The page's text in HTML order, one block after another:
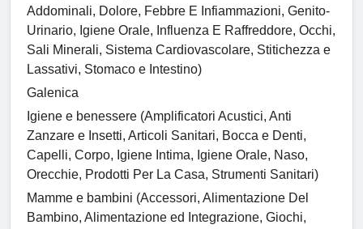
Addominali, Dolore, Febbre E Infiammazioni, Genito-
Urinario, Igiene Orale, Influenza E Raffreddore, Occhi,
Sali Minerali, Sistema Cardiovascolare, Stitichezza e
Lassativi, Stomaco e Intestino)
Galenica
Igiene e benessere (Amplificatori Acustici, Anti
Zanzare e Insetti, Articoli Sanitari, Bocca e Denti,
Capelli, Corpo, Igiene Intima, Igiene Orale, Naso,
Orecchie, Prodotti Per La Casa, Strumenti Sanitari)
Mamme e bambini (Accessori, Alimentazione Del
Bambino, Alimentazione ed Integrazione, Giochi,